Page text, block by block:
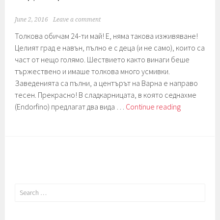
June 2, 2016 Leave a comment
Толкова обичам 24-ти май! Е, няма такова изживяване!
Целият град е навън, пълно е с деца (и не само), които са
част от нещо голямо. Шествието както винаги беше
тържествено и имаше толкова много усмивки.
Заведенията са пълни, а центърът на Варна е направо
тесен. Прекрасно! В сладкарницата, в която седнахме
(Endorfino) предлагат два вида … Continue readingСедмица
Search